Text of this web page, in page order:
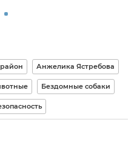
Анжелика Ястребова
Бездомные собаки